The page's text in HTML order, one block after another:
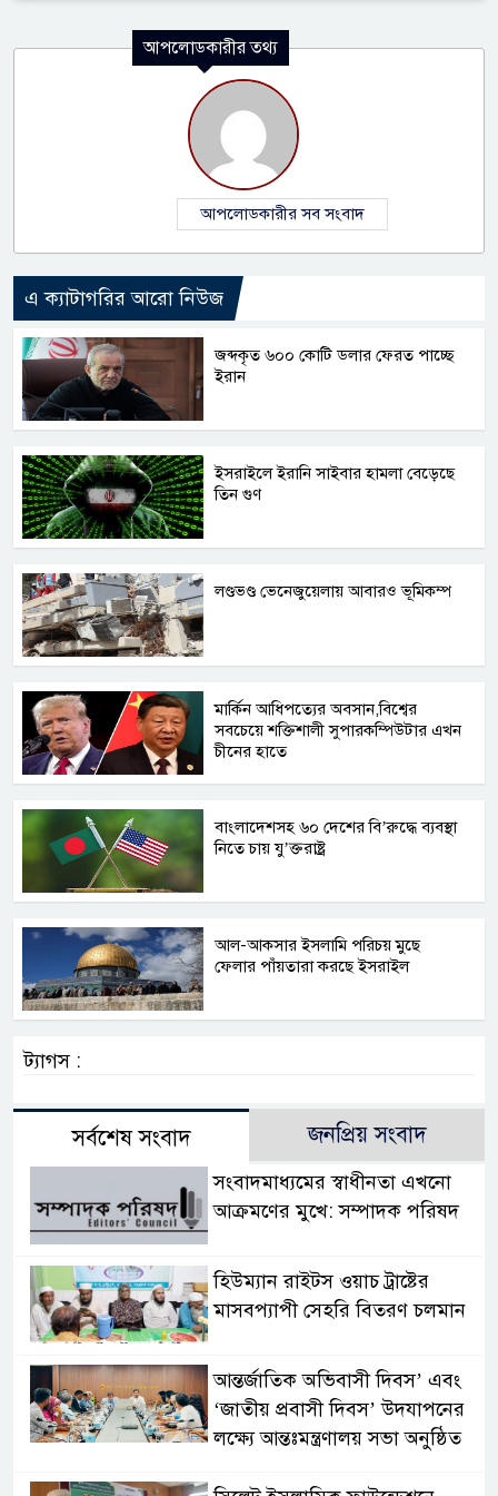
আপলোডকারীর তথ্য
আপলোডকারীর সব সংবাদ
এ ক্যাটাগরির আরো নিউজ
জব্দকৃত ৬০০ কোটি ডলার ফেরত পাচ্ছে
ইরান
ইসরাইলে ইরানি সাইবার হামলা বেড়েছে
তিন গুণ
লণ্ডভণ্ড ভেনেজুয়েলায় আবারও ভূমিকম্প
মার্কিন আধিপত্যের অবসান,বিশ্বের
সবচেয়ে শক্তিশালী সুপারকম্পিউটার এখন
চীনের হাতে
বাংলাদেশসহ ৬০ দেশের বি’রুদ্ধে ব্যবস্থা
নিতে চায় যু’ক্তরাষ্ট্র
আল-আকসার ইসলামি পরিচয় মুছে
ফেলার পাঁয়তারা করছে ইসরাইল
ট্যাগস :
সর্বশেষ সংবাদ জনপ্রিয় সংবাদ
সংবাদমাধ্যমের স্বাধীনতা এখনো
আক্রমণের মুখে: সম্পাদক পরিষদ
হিউম্যান রাইটস ওয়াচ ট্রাষ্টের
মাসবপ্যাপী সেহরি বিতরণ চলমান
আন্তর্জাতিক অভিবাসী দিবস’ এবং
‘জাতীয় প্রবাসী দিবস’ উদযাপনের
লক্ষ্যে আন্তঃমন্ত্রণালয় সভা অনুষ্ঠিত